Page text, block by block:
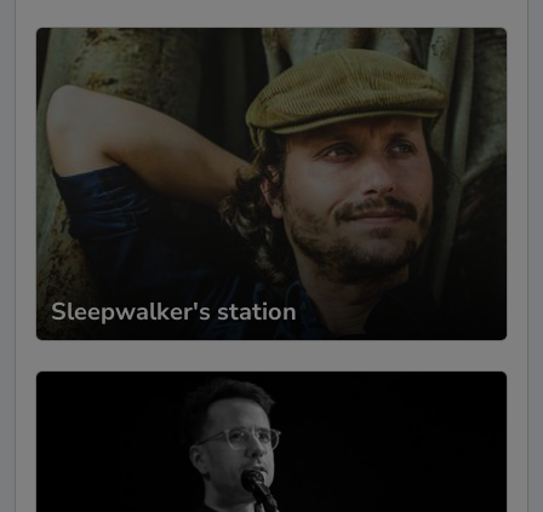
Sleepwalker's station